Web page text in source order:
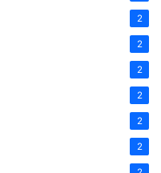
2
2
2
2
2
2